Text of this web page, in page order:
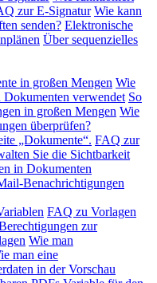
zur E-Signatur Wie kann
senden? Elektronische
Über sequenzielles
in großen Mengen Wie
Dokumenten verwendet So
in großen Mengen Wie
überprüfen?
„Dokumente“. FAQ zur
Sie die Sichtbarkeit
in Dokumenten
Benachrichtigungen
FAQ zu Vorlagen
zur
Wie man
man eine
in der Vorschau